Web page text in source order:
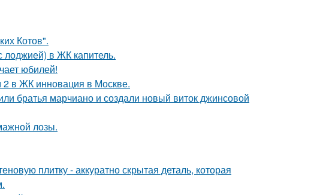
Котов".
лоджией) в ЖК капитель.
юбилей!
2 в ЖК инновация в Москве.
братья марчиано и создали новый виток джинсовой
лозы.
плитку - аккуратно скрытая деталь, которая